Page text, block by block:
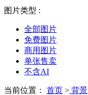
图片类型 :
全部图片
免费图片
商用图片
单张售卖
不含AI
当前位置： 首页 > 背景